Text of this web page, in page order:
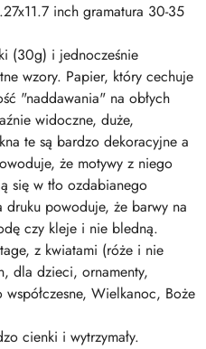
inch gramatura 30-35
(30g) i jednocześnie
wzory. Papier, który cechuje
"naddawania" na obłych
widoczne, duże,
te są bardzo dekoracyjne a
że motywy z niego
się w tło ozdabianego
powoduje, że barwy na
czy kleje i nie bledną.
z kwiatami (róże i nie
dla dzieci, ornamenty,
Wielkanoc, Boże
cienki i wytrzymały.